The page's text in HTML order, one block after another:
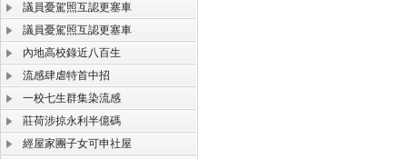
議員憂駕照互認更塞車
議員憂駕照互認更塞車
內地高校錄近八百生
流感肆虐特首中招
一校七生群集染流感
莊荷涉掠永利半億碼
經屋家團子女可申社屋